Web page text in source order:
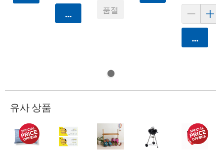
카트에 담기품절
카트에
유사 상품